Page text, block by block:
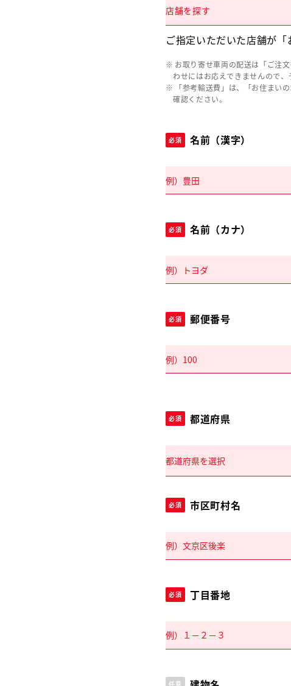
店舗を探す
ご指定いただいた店舗が
お取り寄せ車両の配送は「ご注
わせにはお応えできませんので、
「参考輸送費」は、「お住まい
確認ください。
必須 名前（漢字）
必須 名前（カナ）
必須 郵便番号
必須 都道府県
必須 市区町村名
必須 丁目番地
任意